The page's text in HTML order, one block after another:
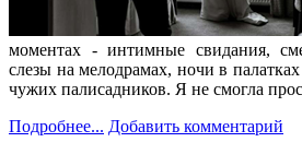
моментах - интимные свидания,
слезы на мелодрамах, ночи в
чужих палисадников. Я не смогла
Подробнее... Добавить комментарий